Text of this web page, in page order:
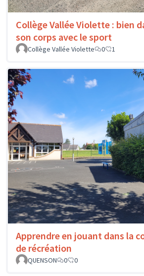
Collège Vallée Violette : bien
son corps avec le sport
Collège Vallée Violette
0 1
Apprendre en jouant dans la
de récréation
QUENSON
0 0